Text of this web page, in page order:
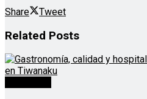
Share Tweet
Related Posts